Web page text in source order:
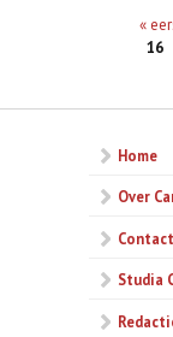
Pagina's
«
16
Home
Over
Contact
Studia